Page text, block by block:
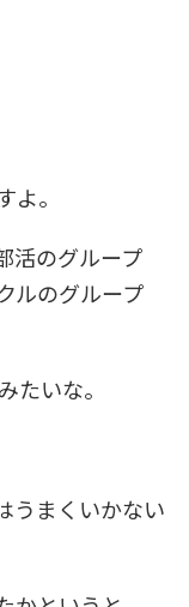
。
活のグループ
ルのグループ
たいな。
うまくいかない